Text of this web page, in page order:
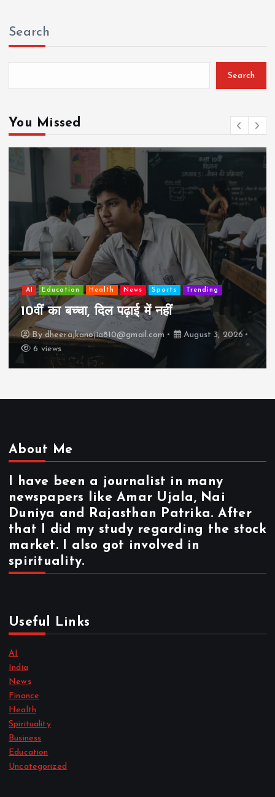
Search
Search
You Missed
AI Education Lifestyle Mutual fund society Travel
झुग्गी में रहने वाला 10,000 कमाने वाले का बच्चा
कैसे “बड़ा आदमी” बन सकता है?
By dheerajkanojia810@gmail.com
August 2, 2026
17 views
About Me
I have been a journalist in many
newspapers like Amar Ujala, Nai
Duniya and Rajasthan Patrika. After
that I did my study regarding the stock
market. I also got involved in
spirituality.
Useful Links
AI
India
News
Finance
Health
Spirituality
Business
Education
Uncategorized